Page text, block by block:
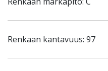
Renkaan kantavuus: 97